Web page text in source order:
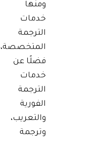
ومنها
خدمات
الترجمة
المتخصصة،
فضلًا عن
خدمات
الترجمة
الفورية
والتعريب،
وترجمة